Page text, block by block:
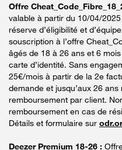
Offre
valable à partir du 10/04/
réserve d’éligibilité et
souscription à l’offre
âgés de 18 à 26 ans et 6
carte d’identité. Sans
25€/mois à partir de la 2e
demande et jusqu’aux 26
remboursement par client.
remboursement en cas de
Détails et formulaire sur
Deezer Premium 18-26 :